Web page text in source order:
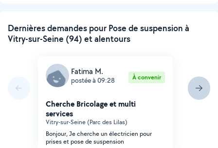
Dernières demandes pour Pose de suspension à
Vitry-sur-Seine (94) et alentours
Fatima M.
postée à 09:28 À convenir
Cherche Bricolage et multi
services
Vitry-sur-Seine (Parc des Lilas)
Bonjour, Je cherche un électricien pour
prises et pose de suspension